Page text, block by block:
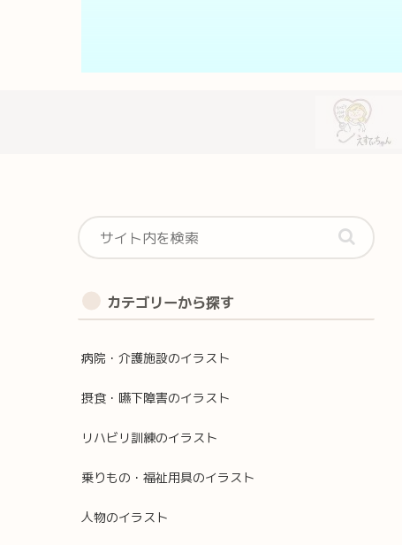
カテゴリーから探す
病院・介護施設のイラスト
摂食・嚥下障害のイラスト
リハビリ訓練のイラスト
乗りもの・福祉用具のイラスト
人物のイラスト